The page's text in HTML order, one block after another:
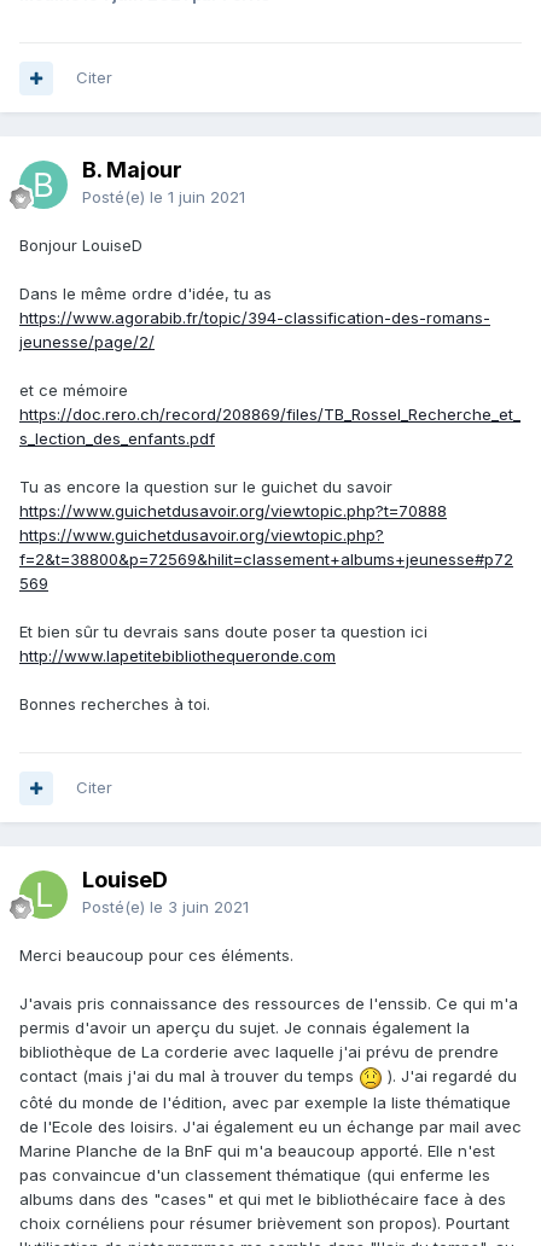
Citer
B. Majour
Posté(e) le 1 juin 2021
Bonjour LouiseD
Dans le même ordre d'idée, tu as
https://www.agorabib.fr/topic/394-classification-des-romans-
jeunesse/page/2/
et ce mémoire
https://doc.rero.ch/record/208869/files/TB_Rossel_Recherche_et_
s_lection_des_enfants.pdf
Tu as encore la question sur le guichet du savoir
https://www.guichetdusavoir.org/viewtopic.php?t=70888
https://www.guichetdusavoir.org/viewtopic.php?
f=2&t=38800&p=72569&hilit=classement+albums+jeunesse#p72
569
Et bien sûr tu devrais sans doute poser ta question ici
http://www.lapetitebibliothequeronde.com
Bonnes recherches à toi.
Citer
LouiseD
Posté(e) le 3 juin 2021
Merci beaucoup pour ces éléments.
J'avais pris connaissance des ressources de l'enssib. Ce qui m'a
permis d'avoir un aperçu du sujet. Je connais également la
bibliothèque de La corderie avec laquelle j'ai prévu de prendre
contact (mais j'ai du mal à trouver du temps
). J'ai regardé du
côté du monde de l'édition, avec par exemple la liste thématique
de l'Ecole des loisirs. J'ai également eu un échange par mail avec
Marine Planche de la BnF qui m'a beaucoup apporté. Elle n'est
pas convaincue d'un classement thématique (qui enferme les
albums dans des "cases" et qui met le bibliothécaire face à des
choix cornéliens pour résumer brièvement son propos). Pourtant